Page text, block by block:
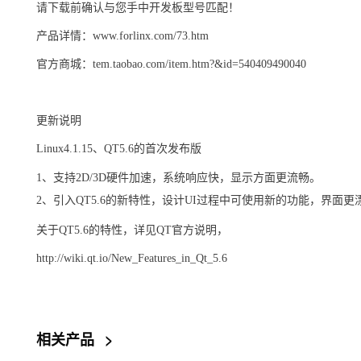
请下载前确认与您手中开发板型号匹配！
产品详情：www.forlinx.com/73.htm
官方商城：tem.taobao.com/item.htm?&id=540409490040
更新说明
Linux4.1.15、QT5.6的首次发布版
1、支持2D/3D硬件加速，系统响应快，显示方面更流畅。
2、引入QT5.6的新特性，设计UI过程中可使用新的功能，界面更
关于QT5.6的特性，详见QT官方说明，
http://wiki.qt.io/New_Features_in_Qt_5.6
相关产品 >